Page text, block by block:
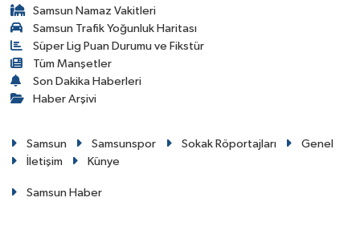
Samsun Namaz Vakitleri
Samsun Trafik Yoğunluk Haritası
Süper Lig Puan Durumu ve Fikstür
Tüm Manşetler
Son Dakika Haberleri
Haber Arşivi
Samsun Samsunspor Sokak Röportajları
Genel
İletişim
Künye
Samsun Haber